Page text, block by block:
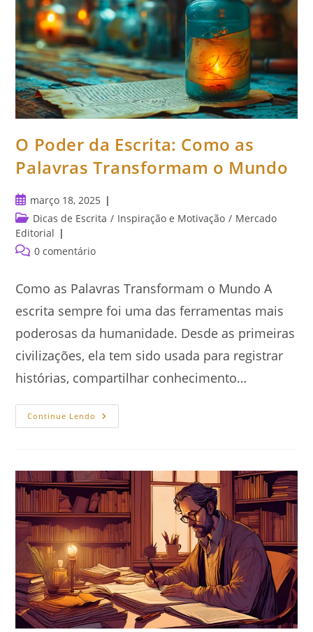
O Poder da Escrita: Como as
Palavras Transformam o Mundo
Post
publicado:
março 18, 2025
Categoria
do
post:
Dicas de Escrita / Inspiração e Motivação / Mercado
Editorial
Comentários
0 comentário
Como as Palavras Transformam o Mundo A
escrita sempre foi uma das ferramentas mais
poderosas da humanidade. Desde as primeiras
civilizações, ela tem sido usada para registrar
histórias, compartilhar conhecimento…
Continue Lendo O
Poder
Palavras
Transformam
O
Mundo